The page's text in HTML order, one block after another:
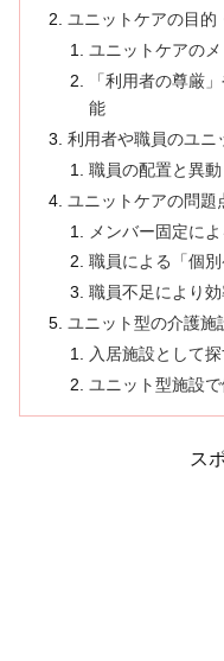
ユニットケアの目的
ユニットケアの
「利用者の尊厳
能
利用者や職員のユニ
職員の配置と異動
ユニットケアの問題
メンバー固定に
職員による「個別
職員不足により
ユニット型の介護施
入居施設として
ユニット型施設で
ス